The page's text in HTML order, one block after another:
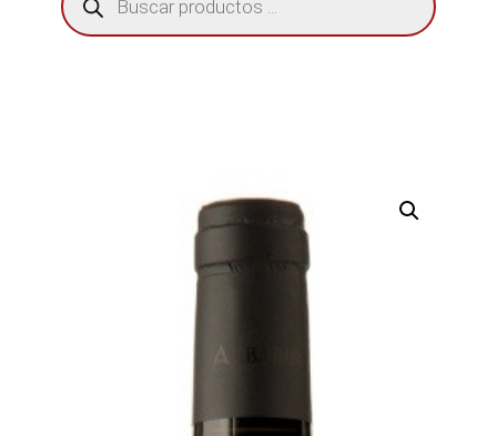
productos